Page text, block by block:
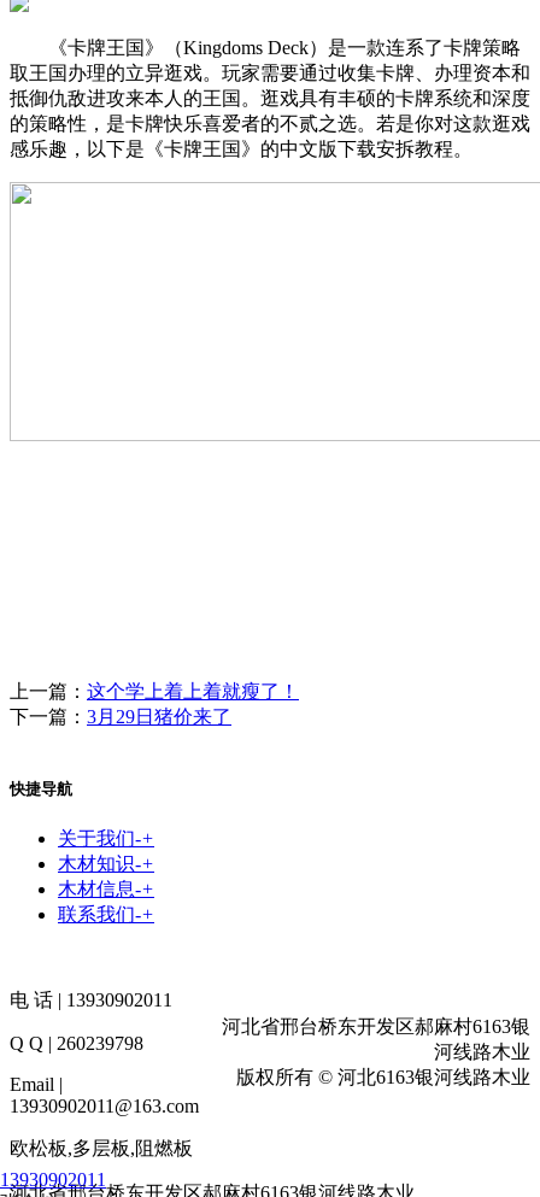
《卡牌王国》（Kingdoms Deck）是一款连系了卡牌策略
取王国办理的立异逛戏。玩家需要通过收集卡牌、办理资本和
抵御仇敌进攻来本人的王国。逛戏具有丰硕的卡牌系统和深度
的策略性，是卡牌快乐喜爱者的不贰之选。若是你对这款逛戏
感乐趣，以下是《卡牌王国》的中文版下载安拆教程。
上一篇： 这个学上着上着就瘦了！
下一篇： 3月29日猪价来了
快捷导航
关于我们-+
木材知识-+
木材信息-+
联系我们-+
电 话 | 13930902011
Q Q | 260239798
Email |
13930902011@163.com
河北省邢台桥东开发区郝麻村6163银
河线路木业
版权所有 © 河北6163银河线路木业
欧松板,多层板,阻燃板
13930902011